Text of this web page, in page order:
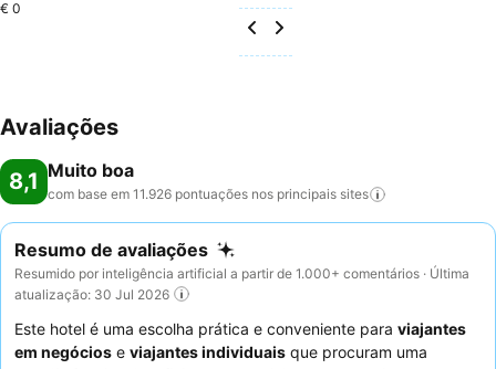
€ 0
Avaliações
8,1 Muito boa
com base em 11.926 pontuações nos principais sites
Resumo de avaliações
Resumido por inteligência artificial a partir de 1.000+ comentários · Última
atualização: 30 Jul 2026
Este hotel é uma escolha prática e conveniente para viajantes
em negócios e viajantes individuais que procuram uma